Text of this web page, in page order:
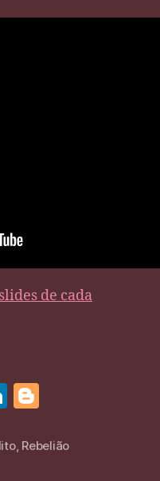
de cada
Li
k
g
, Rebelião